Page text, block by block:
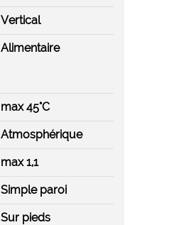
Vertical
Alimentaire
max 45°C
Atmosphérique
max 1,1
Simple paroi
Sur pieds